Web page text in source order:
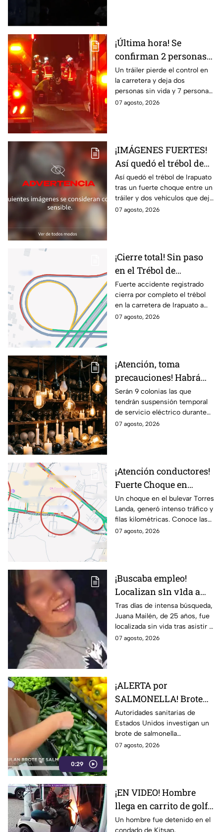
¡Última hora! Se
confirman 2 personas
fall3cidas y 7
lesion4dos en
accid3nte carretero en
Irapuato; esto se sabe
Un tráiler pierde el control en
la carretera y deja dos
personas sin vida y 7 personas
más lesionadas.
07 agosto, 2026
¡IMÁGENES FUERTES!
Así quedó el trébol de
Irapuato tras aparatoso
choque; hay mu3rtos y
lesionados
Así quedó el trébol de Irapuato
tras un fuerte choque entre un
tráiler y dos vehículos que dejó
dos muertos y siete personas
07 agosto, 2026
¡Cierre total! Sin paso
en el Trébol de
Irapuato; toma estas
vías alternas
Fuerte accidente registrado
cierra por completo el trébol
en la carretera de Irapuato a
Abasolo
07 agosto, 2026
¡Atención, toma
precauciones! Habrá
suspensión de luz por 8
horas hoy viernes 7 y
mañana sábado 8 de
agosto en 9 sitios
Serán 9 colonias las que
tendrán suspensión temporal
de servicio eléctrico durante
ocho horas este viernes 7 y
07 agosto, 2026
¡Atención conductores!
Fuerte Choque en
Torres Landa provoca
filas kilométricas a esta
altura
Un choque en el bulevar Torres
Landa, generó intenso tráfico y
filas kilométricas. Conoce las
vías alternas.
07 agosto, 2026
¡Buscaba empleo!
Localizan s1n v1da a
joven de 25 años que
acudió a entrevista de
trabajo falsa
Tras días de intensa búsqueda,
Juana Mailén, de 25 años, fue
localizada sin vida tras asistir a
una supuesta oferta laboral en
07 agosto, 2026
0:29
¡ALERTA por
SALMONELLA! Brote
ligado a CHILES
jalapeños ya afecta a 27
estados
Autoridades sanitarias de
Estados Unidos investigan un
brote de salmonella
relacionado con chiles
07 agosto, 2026
¡EN VIDEO! Hombre
llega en carrito de golf
con un perro y termina
Un hombre fue detenido en el